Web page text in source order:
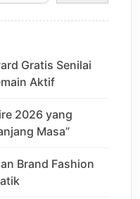
Gratis Senilai
Aktif
2026 yang
Masa”
Brand Fashion